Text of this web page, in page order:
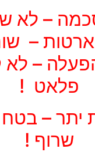
– לא
–
– לא
פלאט !
יתר –
שרוף !